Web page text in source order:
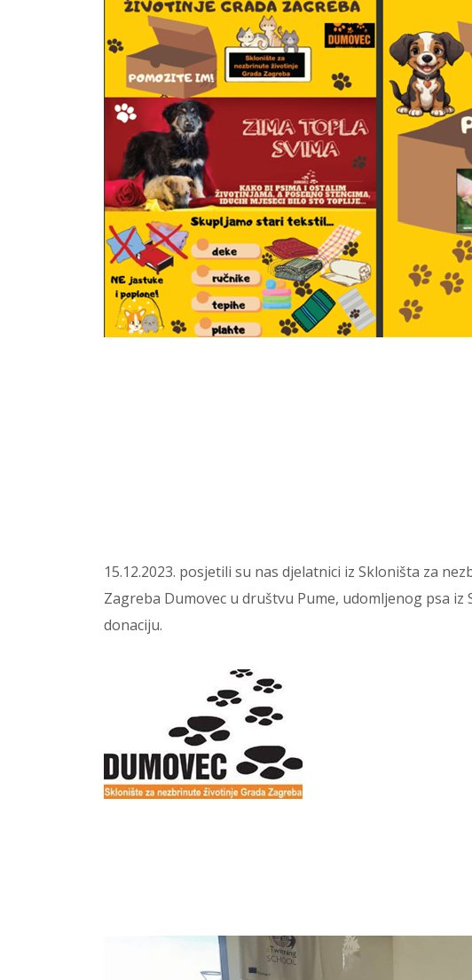
15.12.2023. posjetili su nas djelatnici iz Skloništa za
Zagreba Dumovec u društvu Pume, udomljenog psa iz
donaciju.